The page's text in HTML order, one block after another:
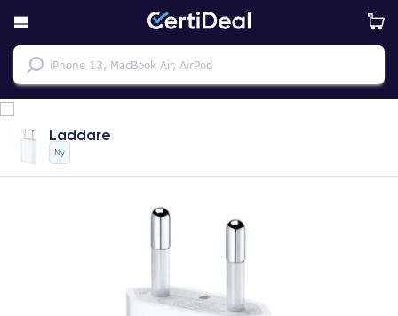
Laddare
Ny